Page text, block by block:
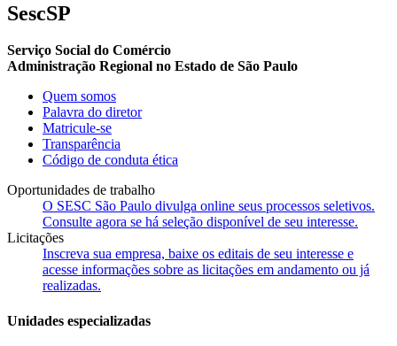
SescSP
Serviço Social do Comércio
Administração Regional no Estado de São Paulo
Quem somos
Palavra do diretor
Matricule-se
Transparência
Código de conduta ética
Oportunidades de trabalho
O SESC São Paulo divulga online seus processos seletivos.
Consulte agora se há seleção disponível de seu interesse.
Licitações
Inscreva sua empresa, baixe os editais de seu interesse e
acesse informações sobre as licitações em andamento ou já
realizadas.
Unidades especializadas